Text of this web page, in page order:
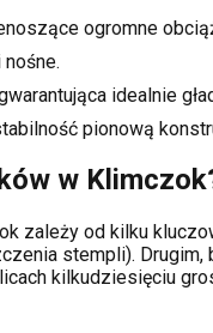
ogromne
idealnie
pionową
w Klimczok
zależy od kilku
stempli).
kilkudziesięciu